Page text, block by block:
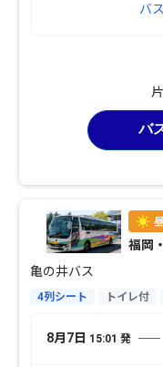
バ
バ
福岡
亀の井バス
4列シート トイレ付
8月7日 15:01 発